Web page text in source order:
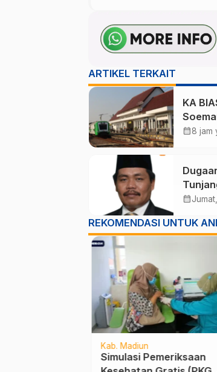
ARTIKEL TERKAIT
KA
calendar_month8 jam
Kelola
calendar_month
REKOMENDASI UNTUK
Kab. Madiun
Simulasi Pemeriksaan